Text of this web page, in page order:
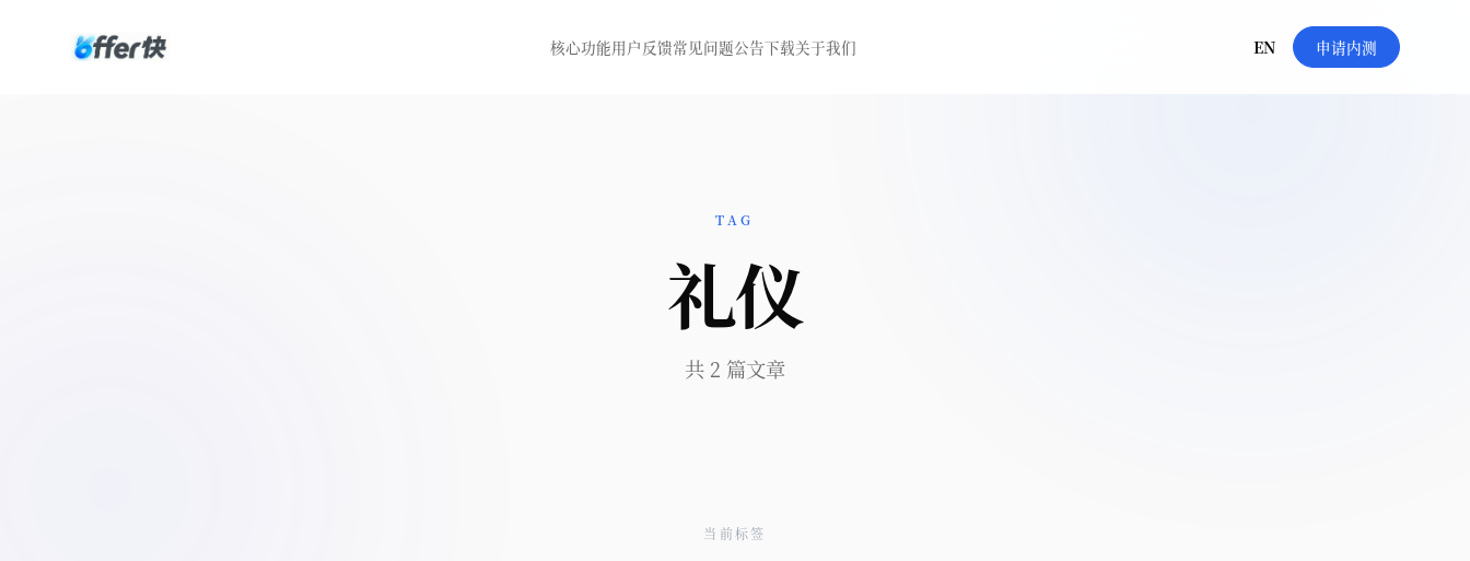
核心功能用户反馈常见问题公告下载关于我们 EN 申请内测
TAG
礼仪
共 2 篇文章
当前标签